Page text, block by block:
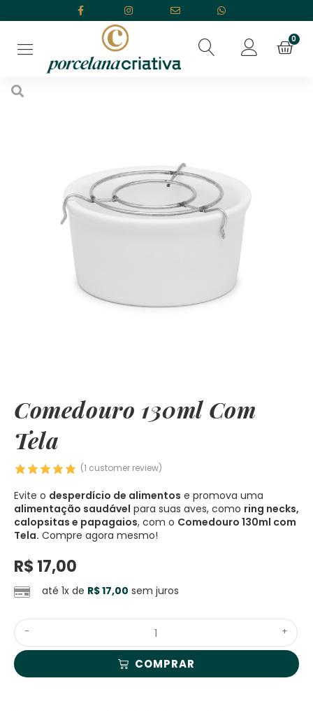
Comedouros/ Comedouro 130ml Com Tela
Comedouro 130ml Com
Tela
(1 customer review)
Evite o desperdício de alimentos e promova uma
alimentação saudável para suas aves, como ring necks,
calopsitas e papagaios, com o Comedouro 130ml com
Tela. Compre agora mesmo!
R$ 17,00
até 1x de R$17,00 sem juros
- +
COMPRAR